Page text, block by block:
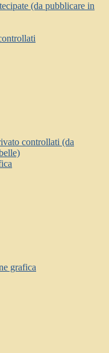
(da pubblicare in
controllati (da
grafica